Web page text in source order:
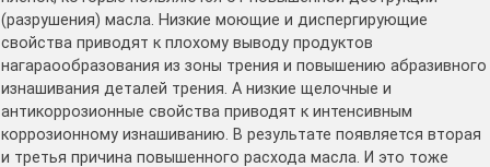
(разрушения) масла. Низкие моющие и диспергирующие
свойства приводят к плохому выводу продуктов
нагараообразования из зоны трения и повышению абразивного
изнашивания деталей трения. А низкие щелочные и
антикоррозионные свойства приводят к интенсивным
коррозионному изнашиванию. В результате появляется вторая
и третья причина повышенного расхода масла. И это тоже